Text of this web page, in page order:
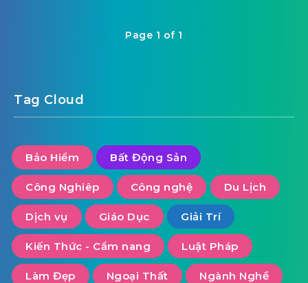
Page 1 of 1
Tag Cloud
Bảo Hiểm Bất Động Sản
Công Nghiêp Công nghệ Du Lịch
Dịch vụ Giáo Dục Giải Trí
Kiến Thức - Cẩm nang Luật Pháp
Làm Đẹp Ngoại Thất Ngành Nghề